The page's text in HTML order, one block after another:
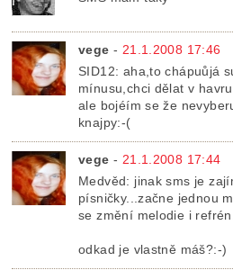
vege - 21.1.2008 17:46
SID12: aha,to chápuůjá
mínusu,chci dělat v
ale bojéím se že
knajpy:-(
vege - 21.1.2008 17:44
Medvěd: jinak sms je
písničky...začne jednou
se změní melodie i
odkad je vlastně máš?:-)